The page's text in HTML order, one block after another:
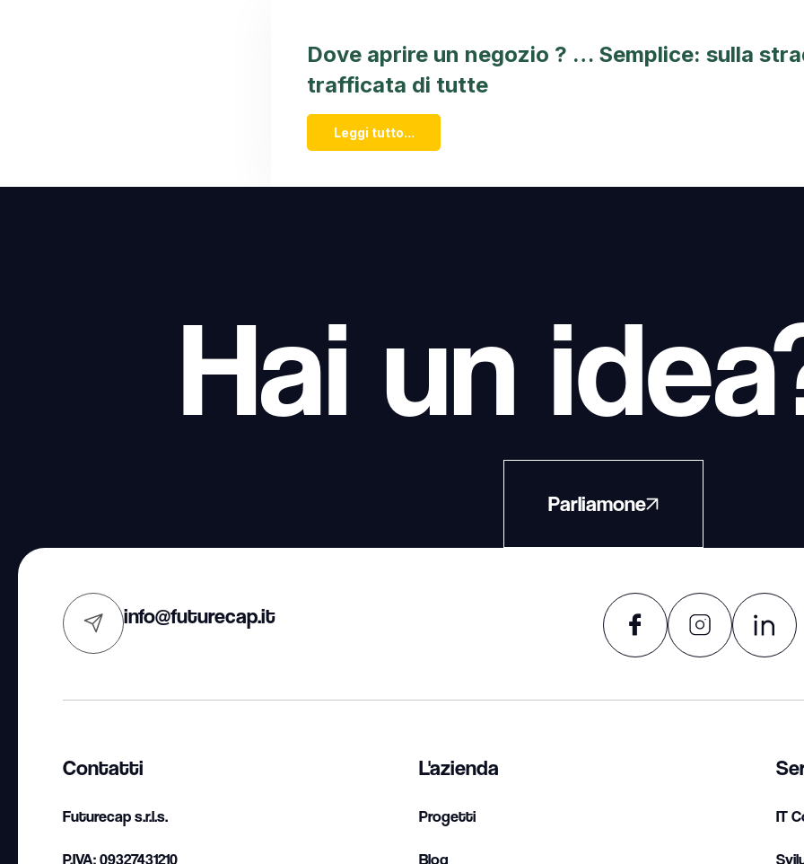
Dove aprire un negozio ? … Semplice: sulla
trafficata di tutte
Leggi tutto...
Hai un
Parliamone
info@futurecap.it
Contatti
Futurecap s.r.l.s.
P.IVA: 09327431210
L'azienda
Progetti
Blog
IT